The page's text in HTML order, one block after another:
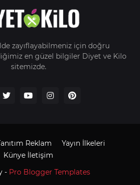
zayıflayabilmeniz için doğru
en güzel bilgiler Diyet ve Kilo
sitemizde.
- Pro Blogger Templates
Reklam
Yayın İlkeleri
Künye İletişim